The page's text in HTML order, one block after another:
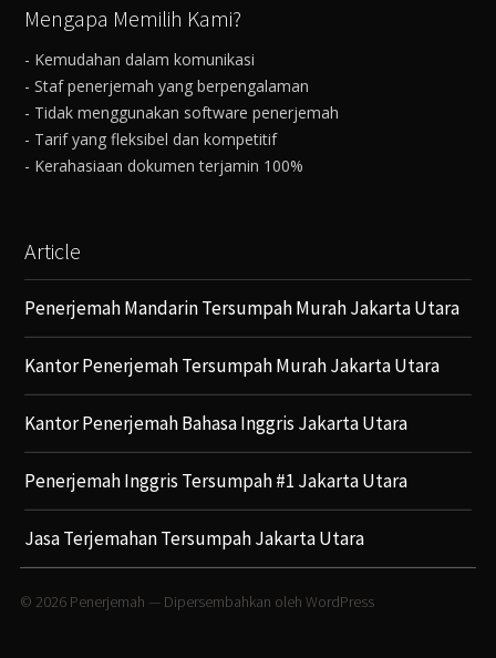
Mengapa Memilih Kami?
- Kemudahan dalam komunikasi
- Staf penerjemah yang berpengalaman
- Tidak menggunakan software penerjemah
- Tarif yang fleksibel dan kompetitif
- Kerahasiaan dokumen terjamin 100%
Article
Penerjemah Mandarin Tersumpah Murah Jakarta Utara
Kantor Penerjemah Tersumpah Murah Jakarta Utara
Kantor Penerjemah Bahasa Inggris Jakarta Utara
Penerjemah Inggris Tersumpah #1 Jakarta Utara
Jasa Terjemahan Tersumpah Jakarta Utara
© 2026 Penerjemah — Dipersembahkan oleh WordPress